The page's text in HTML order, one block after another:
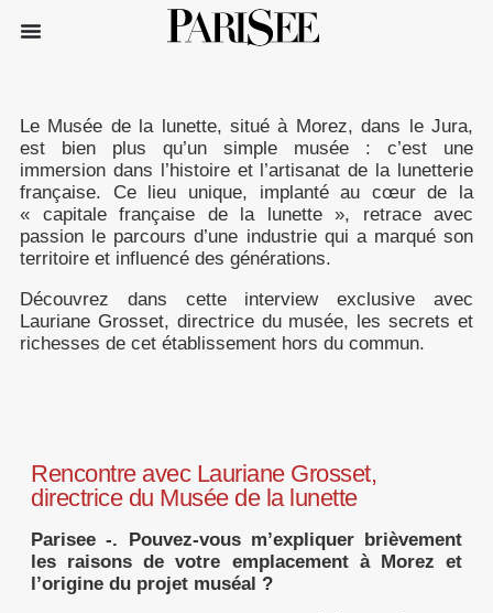
Le Musée de la lunette, situé à Morez, dans le Jura,
est bien plus qu’un simple musée : c’est une
immersion dans l’histoire et l’artisanat de la lunetterie
française. Ce lieu unique, implanté au cœur de la
« capitale française de la lunette », retrace avec
passion le parcours d’une industrie qui a marqué son
territoire et influencé des générations.
Découvrez dans cette interview exclusive avec
Lauriane Grosset, directrice du musée, les secrets et
richesses de cet établissement hors du commun.
Rencontre avec Lauriane Grosset,
directrice du Musée de la lunette
Parisee -.
Pouvez-vous m’expliquer brièvement
les raisons de votre emplacement à Morez et
l’origine du projet muséal ?